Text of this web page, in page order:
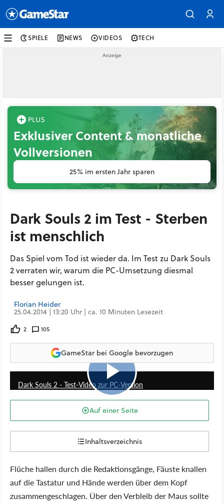
SPIELE NEWS VIDEOS TECH
Exklusiver Content & monatliche
Vollversionen
25% im ersten Jahr sparen
Dark Souls 2 im Test - Sterben
ist menschlich
Das Spiel vom Tod ist wieder da. Im Test zu Dark Souls
2 verraten wir, warum die PC-Umsetzung diesmal
besser gelungen ist.
Florian Heider
25.04.2014 | 13:20 Uhr | ca. 10 Minuten Lesezeit
2 105
GameStar bei Google bevorzugen
8:51
Dark Souls 2 - Test-Video zur PC-Version
Auf einer Seite
Inhaltsverzeichnis
Flüche hallen durch die Redaktionsgänge, Fäuste knallen
auf die Tastatur und Hände werden über dem Kopf
zusammengeschlagen. Über den Verbleib der Maus sollte